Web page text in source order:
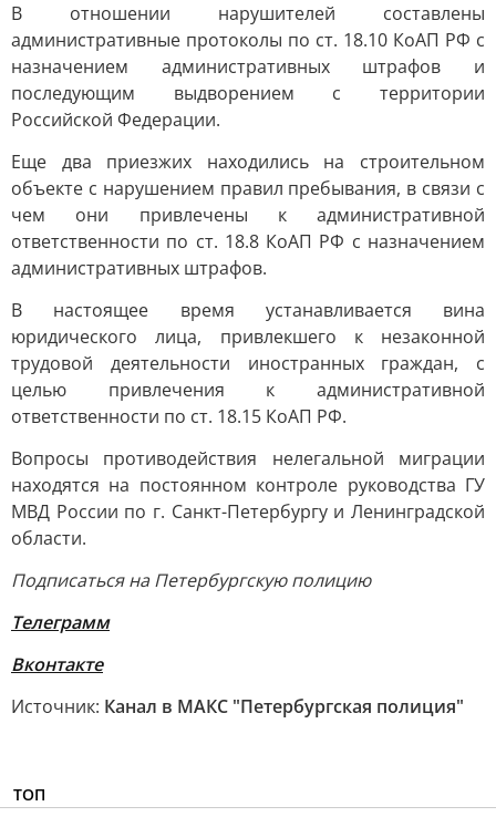
В отношении нарушителей составлены
административные протоколы по ст. 18.10 КоАП РФ с
назначением административных штрафов и
последующим выдворением с территории
Российской Федерации.
Еще два приезжих находились на строительном
объекте с нарушением правил пребывания, в связи с
чем они привлечены к административной
ответственности по ст. 18.8 КоАП РФ с назначением
административных штрафов.
B настоящее время устанавливается вина
юридического лица, привлекшего к незаконной
трудовой деятельности иностранных граждан, с
целью привлечения к административной
ответственности по ст. 18.15 КоАП РФ.
Вопросы противодействия нелегальной миграции
находятся на постоянном контроле руководства ГУ
МВД России по г. Санкт-Петербургу и Ленинградской
области.
Подписаться на Петербургскую полицию
Телеграмм
Вконтакте
Источник: Канал в МАКС "Петербургская полиция"
ТОП